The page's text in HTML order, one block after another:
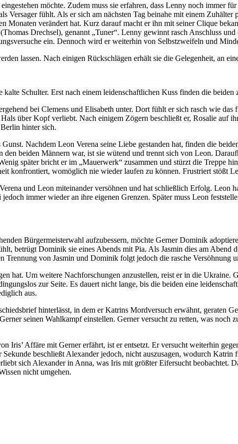
möchte. Zudem muss sie erfahren, dass Lenny noch immer
Versager fühlt. Als er sich am nächsten Tag beinahe mit einem
Monaten verändert hat. Kurz darauf macht er ihn mit seiner Clique
Drechsel), genannt „Tuner“. Lenny gewinnt rasch Anschluss
ein. Dennoch wird er weiterhin von Selbstzweifeln und
lassen. Nach einigen Rückschlägen erhält sie die Gelegenheit, an
Schulter. Erst nach einem leidenschaftlichen Kuss finden die beiden
bei Clemens und Elisabeth unter. Dort fühlt er sich rasch wie
über Kopf verliebt. Nach einigem Zögern beschließt er, Rosalie auf
hinter sich.
Nachdem Leon Verena seine Liebe gestanden hat, finden die
den beiden Männern war, ist sie wütend und trennt sich von Leon.
später bricht er im „Mauerwerk“ zusammen und stürzt die Treppe
konfrontiert, womöglich nie wieder laufen zu können. Frustriert stößt
und Leon miteinander versöhnen und hat schließlich Erfolg. Leon
immer wieder an ihre eigenen Grenzen. Später muss Leon
Bürgermeisterwahl aufzubessern, möchte Gerner Dominik
betrügt Dominik sie eines Abends mit Pia. Als Jasmin dies am Abend
Trennung von Jasmin und Dominik folgt jedoch die rasche Versöhnung
hat. Um weitere Nachforschungen anzustellen, reist er in die
zur Seite. Es dauert nicht lange, bis die beiden eine
aus.
hinterlässt, in dem er Katrins Mordversuch erwähnt, geraten
seinen Wahlkampf einstellen. Gerner versucht zu retten, was
Iris’ Affäre mit Gerner erfährt, ist er entsetzt. Er versucht weiterhin
beschließt Alexander jedoch, nicht auszusagen, wodurch
sich Alexander in Anna, was Iris mit größter Eifersucht beobachtet.
nicht umgehen.